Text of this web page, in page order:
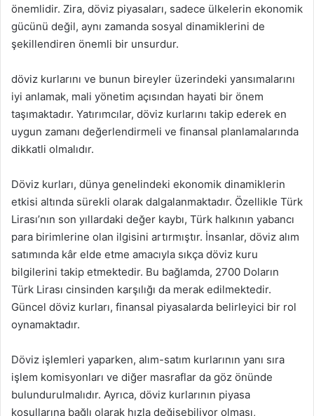
önemlidir. Zira, döviz piyasaları, sadece ülkelerin ekonomik
gücünü değil, aynı zamanda sosyal dinamiklerini de
şekillendiren önemli bir unsurdur.
döviz kurlarını ve bunun bireyler üzerindeki yansımalarını
iyi anlamak, mali yönetim açısından hayati bir önem
taşımaktadır. Yatırımcılar, döviz kurlarını takip ederek en
uygun zamanı değerlendirmeli ve finansal planlamalarında
dikkatli olmalıdır.
Döviz kurları, dünya genelindeki ekonomik dinamiklerin
etkisi altında sürekli olarak dalgalanmaktadır. Özellikle Türk
Lirası’nın son yıllardaki değer kaybı, Türk halkının yabancı
para birimlerine olan ilgisini artırmıştır. İnsanlar, döviz alım
satımında kâr elde etme amacıyla sıkça döviz kuru
bilgilerini takip etmektedir. Bu bağlamda, 2700 Doların
Türk Lirası cinsinden karşılığı da merak edilmektedir.
Güncel döviz kurları, finansal piyasalarda belirleyici bir rol
oynamaktadır.
Döviz işlemleri yaparken, alım-satım kurlarının yanı sıra
işlem komisyonları ve diğer masraflar da göz önünde
bulundurulmalıdır. Ayrıca, döviz kurlarının piyasa
koşullarına bağlı olarak hızla değişebiliyor olması,